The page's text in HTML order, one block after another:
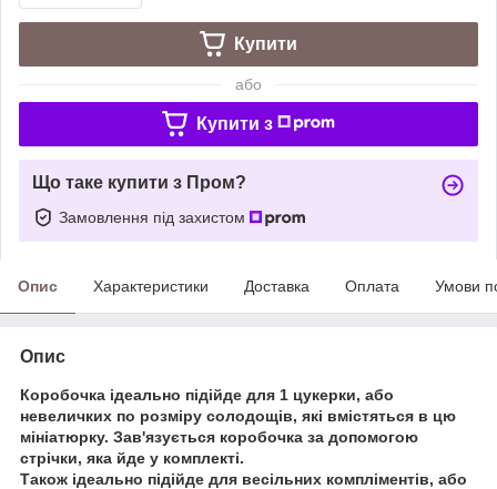
Купити
або
Купити з
Що таке купити з Пром?
Замовлення під захистом
Опис Характеристики Доставка Оплата Умови
Опис
Коробочка ідеально підійде для 1 цукерки, або
невеличких по розміру солодощів, які вмістяться в цю
мініатюрку. Зав'язується коробочка за допомогою
стрічки, яка йде у комплекті.
Також ідеально підійде для весільних компліментів, або